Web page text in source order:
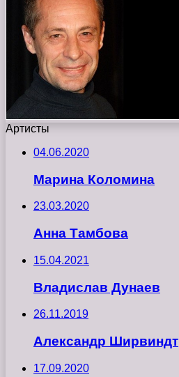
Артисты
04.06.2020
Марина Коломина
23.03.2020
Анна Тамбова
15.04.2021
Владислав Дунаев
26.11.2019
Александр Ширвиндт
17.09.2020